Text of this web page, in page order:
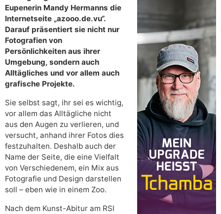
Eupenerin Mandy Hermanns die
Internetseite „azooo.de.vu“.
Darauf präsentiert sie nicht nur
Fotografien von
Persönlichkeiten aus ihrer
Umgebung, sondern auch
Alltägliches und vor allem auch
grafische Projekte.
Sie selbst sagt, ihr sei es wichtig,
vor allem das Alltägliche nicht
aus den Augen zu verlieren, und
versucht, anhand ihrer Fotos dies
festzuhalten. Deshalb auch der
Name der Seite, die eine Vielfalt
von Verschiedenem, ein Mix aus
Fotografie und Design darstellen
soll – eben wie in einem Zoo.
Nach dem Kunst-Abitur am RSI